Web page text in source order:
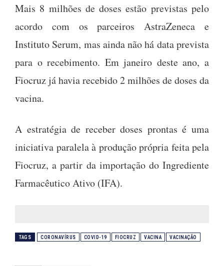
Mais 8 milhões de doses estão previstas pelo
acordo com os parceiros AstraZeneca e
Instituto Serum, mas ainda não há data prevista
para o recebimento. Em janeiro deste ano, a
Fiocruz já havia recebido 2 milhões de doses da
vacina.
A estratégia de receber doses prontas é uma
iniciativa paralela à produção própria feita pela
Fiocruz, a partir da importação do Ingrediente
Farmacêutico Ativo (IFA).
TAGS CORONAVÍRUS COVID-19 FIOCRUZ VACINA VACINAÇÃO